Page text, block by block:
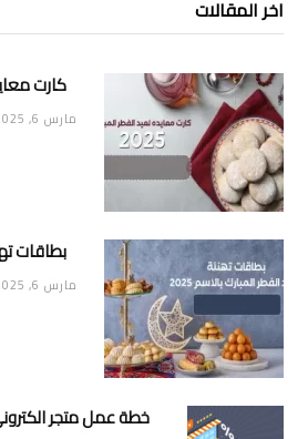
اخر المقالات
مارس 6, 2025
مارس 6, 2025